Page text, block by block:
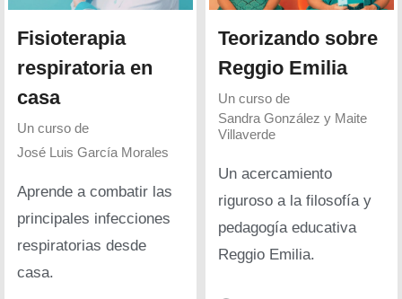
Fisioterapia
respiratoria en
casa
Un curso de
José Luis García Morales
Aprende a combatir las
principales infecciones
respiratorias desde
casa.
Teorizando sobre
Reggio Emilia
Un curso de
Sandra González y Maite
Villaverde
Un acercamiento
riguroso a la filosofía y
pedagogía educativa
Reggio Emilia.